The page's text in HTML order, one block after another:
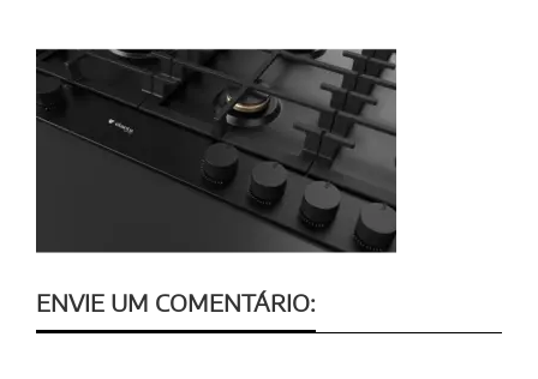
ENVIE UM COMENTÁRIO: